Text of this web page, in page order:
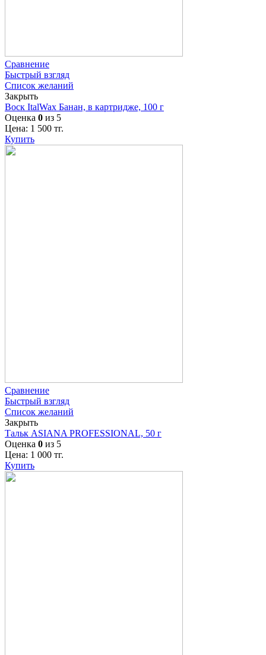
Сравнение
Быстрый взгляд
Список желаний
Закрыть
Воск ItalWax Банан, в картридже, 100 г
Оценка 0 из 5
Цена: 1 500 тг.
Купить
Сравнение
Быстрый взгляд
Список желаний
Закрыть
Тальк ASIANA PROFESSIONAL, 50 г
Оценка 0 из 5
Цена: 1 000 тг.
Купить